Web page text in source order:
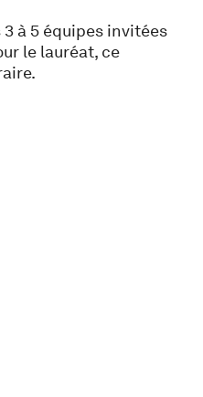
à 5 équipes invitées
le lauréat, ce